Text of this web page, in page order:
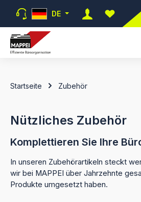
Zum Hauptinhalt springen
DE
Du hast
Startseite Zubehör
Nützliches Zubehör
Komplettieren Sie Ihre
In unseren Zubehörartikeln steckt
wir bei MAPPEI über Jahrzehnte
Produkte umgesetzt haben.